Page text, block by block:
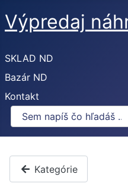
Výpredaj
SKLAD ND
Bazár ND
Kontakt
Kategórie